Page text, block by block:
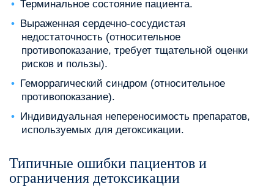
Терминальное состояние пациента.
Выраженная сердечно-сосудистая
недостаточность (относительное
противопоказание, требует тщательной оценки
рисков и пользы).
Геморрагический синдром (относительное
противопоказание).
Индивидуальная непереносимость препаратов,
используемых для детоксикации.
Типичные ошибки пациентов и
ограничения детоксикации